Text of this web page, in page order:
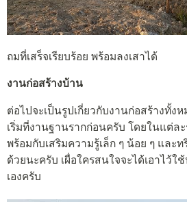
ถมที่เสร็จเรียบร้อย พร้อมลงเสาได้
งานก่อสร้างบ้าน
ต่อไปจะเป็นรูปเกี่ยวกับงานก่อสร้างทั้ง
เริ่มที่งานฐานรากก่อนครับ โดยในแต่ล
พร้อมกับเสริมความรู้เล็ก ๆ น้อย ๆ และท
ด้วยนะครับ เผื่อใครสนใจจะได้เอาไว้
เองครับ